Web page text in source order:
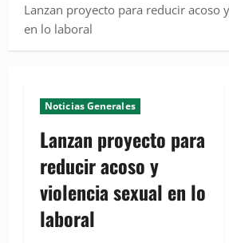
Lanzan proyecto para reducir acoso
en lo laboral
Noticias Generales
Lanzan proyecto para
reducir acoso y
violencia sexual en lo
laboral